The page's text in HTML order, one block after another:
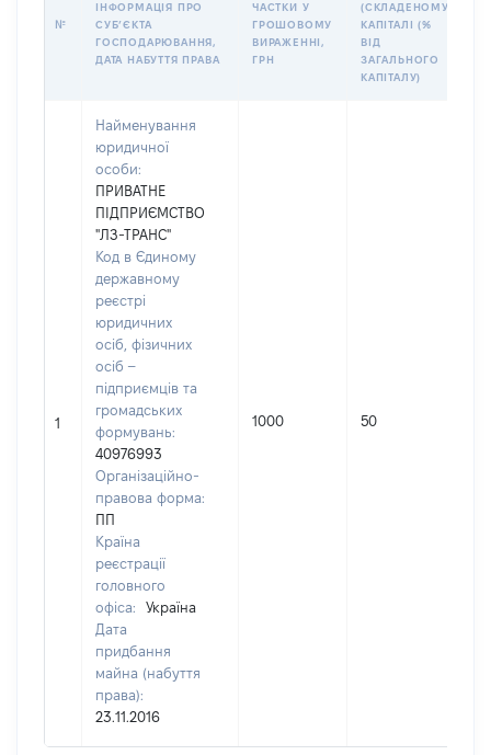
№
ІНФОРМАЦІЯ ПРО
СУБʼЄКТА
ГОСПОДАРЮВАННЯ,
ДАТА НАБУТТЯ ПРАВА
ЧАСТКИ У
ГРОШОВОМУ
ВИРАЖЕННІ,
ГРН
(СКЛАДЕНОМУ)
КАПІТАЛІ (%
ВІД
ЗАГАЛЬНОГО
КАПІТАЛУ)
1
Найменування
юридичної
особи:
ПРИВАТНЕ
ПІДПРИЄМСТВО
"ЛЗ-ТРАНС"
Код в Єдиному
державному
реєстрі
юридичних
осіб, фізичних
осіб –
підприємців та
громадських
формувань:
40976993
Організаційно-
правова форма:
ПП
Країна
реєстрації
головного
офіса:
Україна
Дата
придбання
майна (набуття
права):
23.11.2016
1000 50